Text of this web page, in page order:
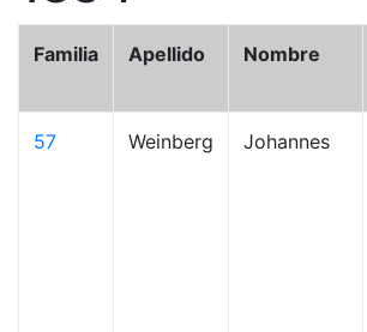
Familia Apellido Nombre
57 Weinberg Johannes